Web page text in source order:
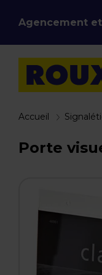
Agencement
Accueil
Porte